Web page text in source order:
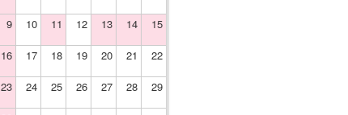
9 10 11 12 13 14 15
16 17 18 19 20 21 22
23 24 25 26 27 28 29